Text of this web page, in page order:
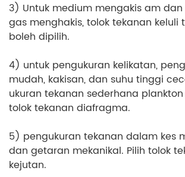
3) Untuk medium mengakis am
gas menghakis, tolok tekanan keluli
boleh dipilih.
4) untuk pengukuran kelikatan,
mudah, kakisan, dan suhu tinggi
ukuran tekanan sederhana
tolok tekanan diafragma.
5) pengukuran tekanan dalam kes
dan getaran mekanikal. Pilih tolok
kejutan.